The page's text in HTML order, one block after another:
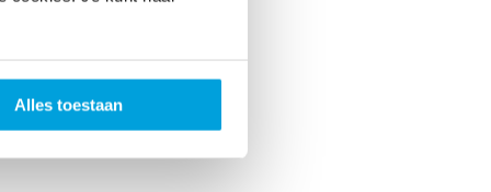
Alles toestaan